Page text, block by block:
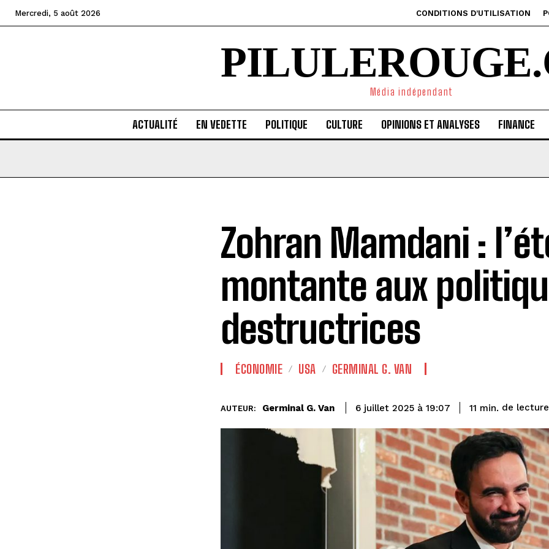
Mercredi, 5 août 2026 CONDITIONS D’UTILISATION
Média indépendant
ACTUALITÉ EN VEDETTE POLITIQUE CULTURE OPINIONS ET ANALYSES FINANCE
Zohran Mamdani :
montante aux
destructrices
ÉCONOMIE USA GERMINAL G. VAN
AUTEUR: Germinal G. Van 6 juillet 2025 à 19:07 11 min. de lecture